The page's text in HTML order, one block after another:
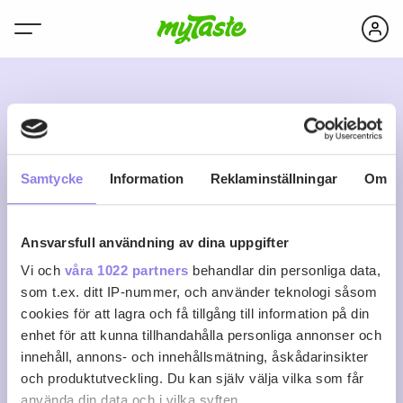
Samtycke Information Reklaminställningar Om
Ansvarsfull användning av dina uppgifter
Vi och våra 1022 partners behandlar din personliga data,
som t.ex. ditt IP-nummer, och använder teknologi såsom
cookies för att lagra och få tillgång till information på din
enhet för att kunna tillhandahålla personliga annonser och
innehåll, annons- och innehållsmätning, åskådarinsikter
och produktutveckling. Du kan själv välja vilka som får
M
mariacristalloo1
0
Recept
0
Följare
0
Följer
Följ
Logga in för att följa